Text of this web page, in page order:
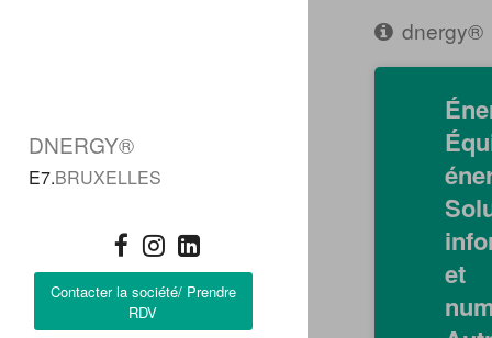
DNERGY®
E7.BRUXELLES
Contacter la société/ Prendre
RDV
dnergy®
et